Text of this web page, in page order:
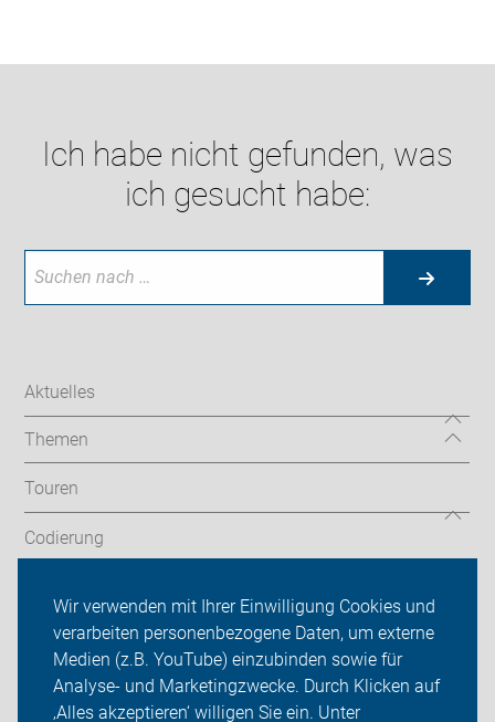
Wir verwenden mit Ihrer Einwilligung Cookies und
verarbeiten personenbezogene Daten, um externe
Medien (z.B. YouTube) einzubinden sowie für
Analyse- und Marketingzwecke. Durch Klicken auf
‚Alles akzeptieren‘ willigen Sie ein. Unter
Ich habe nicht gefunden, was
ich gesucht habe:
Aktuelles
Themen
Touren
Codierung
ADFC Velbert
Sei dabei